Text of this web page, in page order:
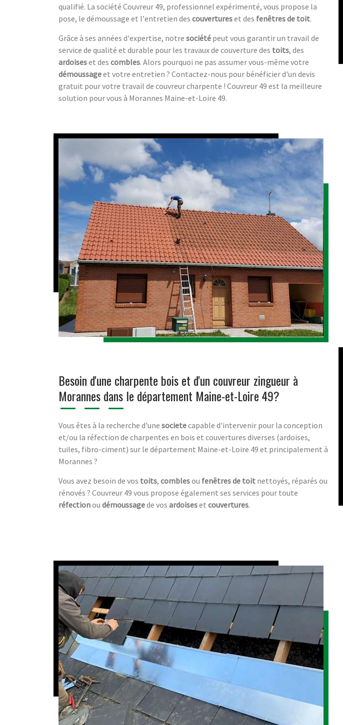
qualifié. La société Couvreur 49, professionnel expérimenté, vous propose la
pose, le démoussage et l'entretien des couvertureset des fenêtres de toit.
Grâce à ses années d'expertise, notre société peut vous garantir un travail de
service de qualité et durable pour les travaux de couverture des toits, des
ardoiseset des combles. Alors pourquoi ne pas assumer vous-même votre
démoussageet votre entretien ? Contactez-nous pour bénéficier d'un devis
gratuit pour votre travail de couvreur charpente ! Couvreur 49 est la meilleure
solution pour vous à Morannes Maine-et-Loire 49.
Besoin d'une charpente bois et d'un couvreur zingueur à
Morannes dans le département Maine-et-Loire 49?
Vous êtes à la recherche d'une societecapable d'intervenir pour la conception
et/ou la réfection de charpentes en bois et couvertures diverses (ardoises,
tuiles, fibro-ciment) sur le département Maine-et-Loire 49 et principalement à
Morannes ?
Vous avez besoin de vos toits, comblesou fenêtres de toit nettoyés, réparés ou
rénovés ? Couvreur 49 vous propose également ses services pour toute
réfectionou démoussagede vos ardoiseset couvertures.